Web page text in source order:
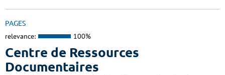
PAGES
relevance: 100%
Centre de Ressources
Documentaires